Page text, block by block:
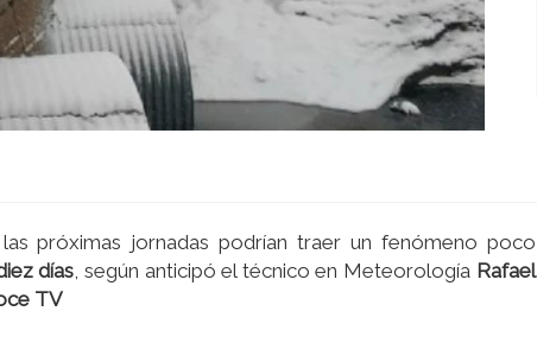
próximas jornadas podrían traer un fenómeno poco
días, según anticipó el técnico en Meteorología Rafael
TV